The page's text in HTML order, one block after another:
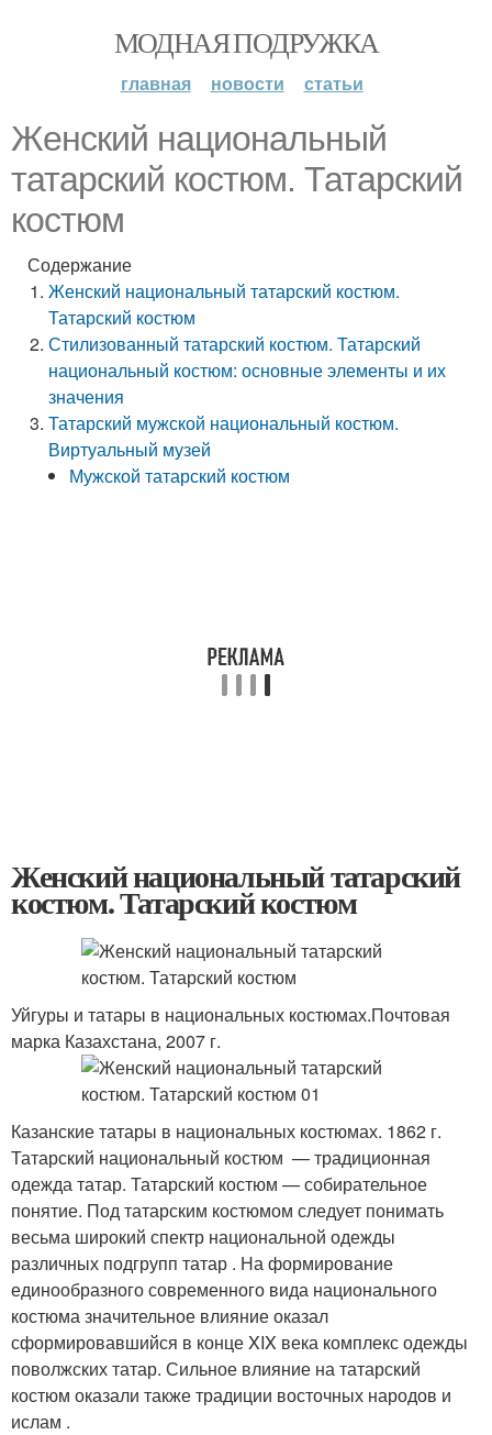
МОДНАЯ ПОДРУЖКА
главная новости статьи
Женский национальный
татарский костюм. Татарский
костюм
Содержание
Женский национальный татарский костюм.
Татарский костюм
Стилизованный татарский костюм. Татарский
национальный костюм: основные элементы и их
значения
Татарский мужской национальный костюм.
Виртуальный музей
Мужской татарский костюм
Женский национальный татарский
костюм. Татарский костюм
Уйгуры и татары в национальных костюмах.Почтовая
марка Казахстана, 2007 г.
Казанские татары в национальных костюмах. 1862 г.
Татарский национальный костюм — традиционная
одежда татар. Татарский костюм — собирательное
понятие. Под татарским костюмом следует понимать
весьма широкий спектр национальной одежды
различных подгрупп татар . На формирование
единообразного современного вида национального
костюма значительное влияние оказал
сформировавшийся в конце XIX века комплекс одежды
поволжских татар. Сильное влияние на татарский
костюм оказали также традиции восточных народов и
ислам .